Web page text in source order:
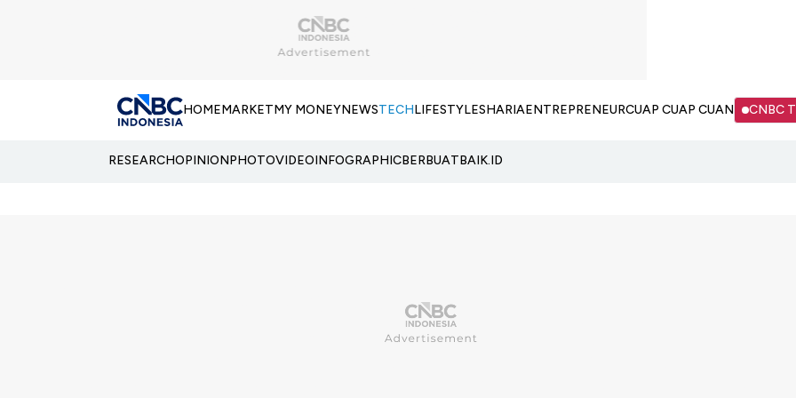
HOMEMARKETMY MONEYNEWSTECHLIFESTYLESHARIAENTREPRENEURCUAP CUAP CUAN CNBC
RESEARCHOPINIONPHOTOVIDEOINFOGRAPHICBERBUATBAIK.ID